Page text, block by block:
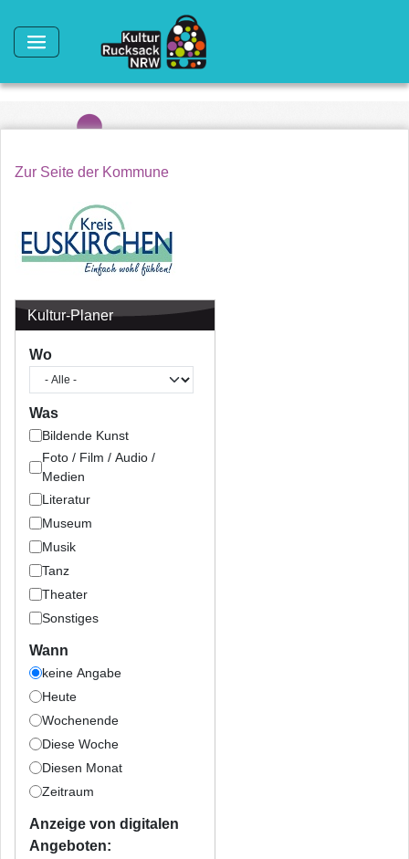
Zur Seite der Kommune
Kultur-Planer
Wo
Was
Bildende Kunst
Foto / Film / Audio /
Medien
Literatur
Museum
Musik
Tanz
Theater
Sonstiges
Wann
keine Angabe
Heute
Wochenende
Diese Woche
Diesen Monat
Zeitraum
Anzeige von digitalen
Angeboten: